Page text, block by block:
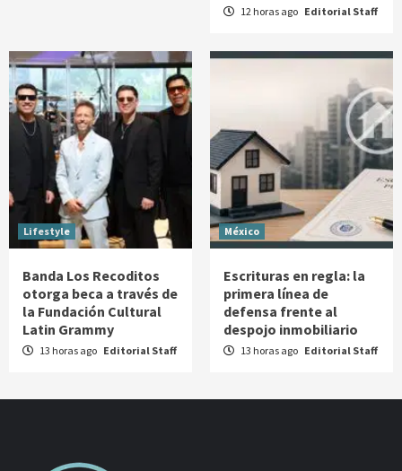
12 horas ago Editorial Staff
Lifestyle
Banda Los Recoditos
otorga beca a través de
la Fundación Cultural
Latin Grammy
13 horas ago Editorial Staff
México
Escrituras en regla: la
primera línea de
defensa frente al
despojo inmobiliario
13 horas ago Editorial Staff